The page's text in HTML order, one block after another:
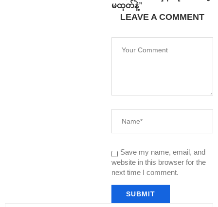
မထုတ်နဲ့”
LEAVE A COMMENT
Save my name, email, and
website in this browser for the
next time I comment.